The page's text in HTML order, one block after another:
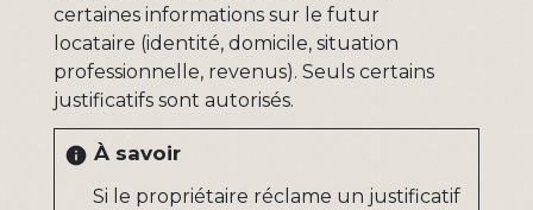
certaines informations sur le futur
locataire (identité, domicile, situation
professionnelle, revenus). Seuls certains
justificatifs sont autorisés.
info À savoir
Si le propriétaire réclame un justificatif